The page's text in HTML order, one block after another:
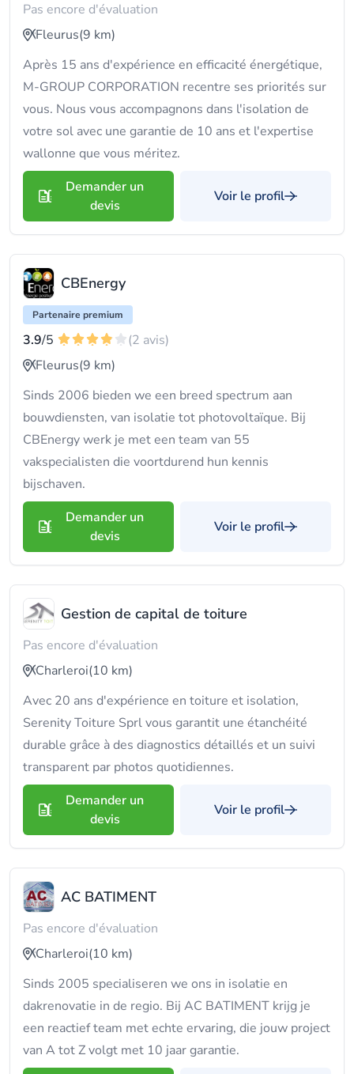
Pas encore d'évaluation
Fleurus(9 km)
Après 15 ans d'expérience en efficacité énergétique,
M-GROUP CORPORATION recentre ses priorités sur
vous. Nous vous accompagnons dans l'isolation de
votre sol avec une garantie de 10 ans et l'expertise
wallonne que vous méritez.
Demander un
devis
Voir le profil
CBEnergy
Partenaire premium
3.9/5
(2 avis)
Fleurus(9 km)
Sinds 2006 bieden we een breed spectrum aan
bouwdiensten, van isolatie tot photovoltaïque. Bij
CBEnergy werk je met een team van 55
vakspecialisten die voortdurend hun kennis
bijschaven.
Demander un
devis
Voir le profil
Gestion de capital de toiture
Pas encore d'évaluation
Charleroi(10 km)
Avec 20 ans d'expérience en toiture et isolation,
Serenity Toiture Sprl vous garantit une étanchéité
durable grâce à des diagnostics détaillés et un suivi
transparent par photos quotidiennes.
Demander un
devis
Voir le profil
AC BATIMENT
Pas encore d'évaluation
Charleroi(10 km)
Sinds 2005 specialiseren we ons in isolatie en
dakrenovatie in de regio. Bij AC BATIMENT krijg je
een reactief team met echte ervaring, die jouw project
van A tot Z volgt met 10 jaar garantie.